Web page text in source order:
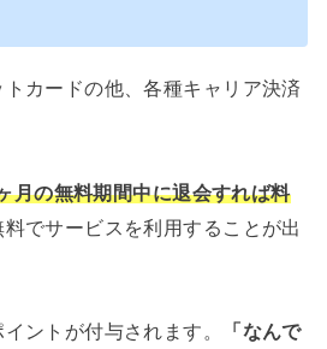
カードの他、各種キャリア決済
月の無料期間中に退会すれば料
料でサービスを利用することが出
ントが付与されます。
「なんで